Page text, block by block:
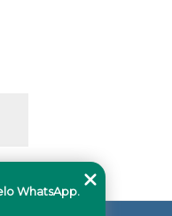
autor.
WhatsApp.